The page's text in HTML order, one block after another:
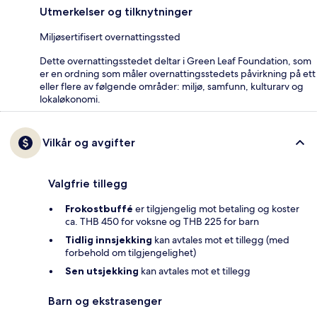
Utmerkelser og tilknytninger
Miljøsertifisert overnattingssted
Dette overnattingsstedet deltar i Green Leaf Foundation, som
er en ordning som måler overnattingsstedets påvirkning på ett
eller flere av følgende områder: miljø, samfunn, kulturarv og
lokaløkonomi.
Vilkår og avgifter
Valgfrie tillegg
Frokostbuffé er tilgjengelig mot betaling og koster
ca. THB 450 for voksne og THB 225 for barn
Tidlig innsjekking kan avtales mot et tillegg (med
forbehold om tilgjengelighet)
Sen utsjekking kan avtales mot et tillegg
Barn og ekstrasenger